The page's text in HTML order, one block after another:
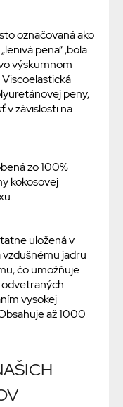
označovaná ako
pena“ ,bola
výskumnom
peny,
v závislosti na
zo 100%
kokosovej
uložená v
jadru
čo umožňuje
odvetraných
vysokej
až 1000